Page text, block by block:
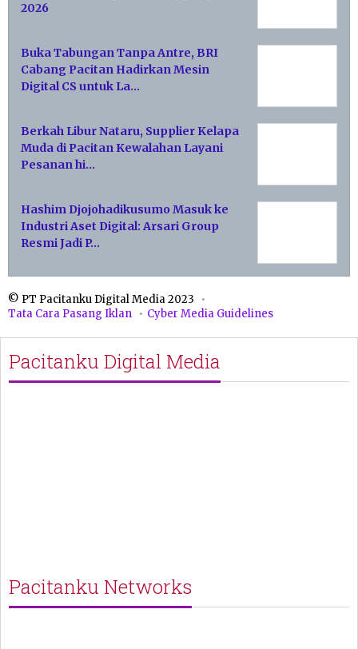
2026
Buka Tabungan Tanpa Antre, BRI
Cabang Pacitan Hadirkan Mesin
Digital CS untuk La…
Berkah Libur Nataru, Supplier Kelapa
Muda di Pacitan Kewalahan Layani
Pesanan hi…
Hashim Djojohadikusumo Masuk ke
Industri Aset Digital: Arsari Group
Resmi Jadi P…
© PT Pacitanku Digital Media 2023
Tata Cara Pasang Iklan
Cyber Media Guidelines
Pacitanku Digital Media
Pacitanku Networks